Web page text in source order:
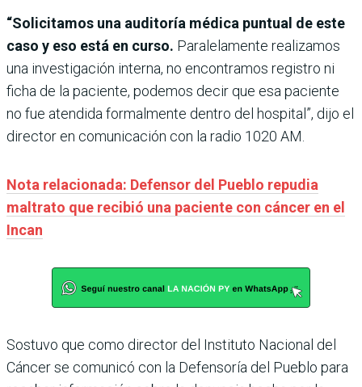
“Solicitamos una auditoría médica puntual de este
caso y eso está en curso. Paralelamente realizamos
una investigación interna, no encontramos registro ni
ficha de la paciente, podemos decir que esa paciente
no fue atendida formalmente dentro del hospital”, dijo el
director en comunicación con la radio 1020 AM.
Nota relacionada: Defensor del Pueblo repudia
maltrato que recibió una paciente con cáncer en el
Incan
Sostuvo que como director del Instituto Nacional del
Cáncer se comunicó con la Defensoría del Pueblo para